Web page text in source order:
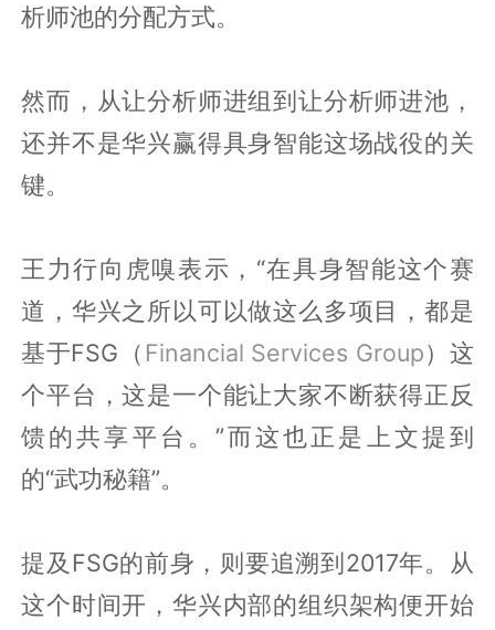
析师池的分配方式。
然而，从让分析师进组到让分析师进池，
还并不是华兴赢得具身智能这场战役的关
键。
王力行向虎嗅表示，“在具身智能这个赛
道，华兴之所以可以做这么多项目，都是
基于FSG（ Financial Services Group）这
个平台，这是一个能让大家不断获得正反
馈的共享平台。”而这也正是上文提到
的“武功秘籍”。
提及FSG的前身，则要追溯到2017年。从
这个时间开，华兴内部的组织架构便开始